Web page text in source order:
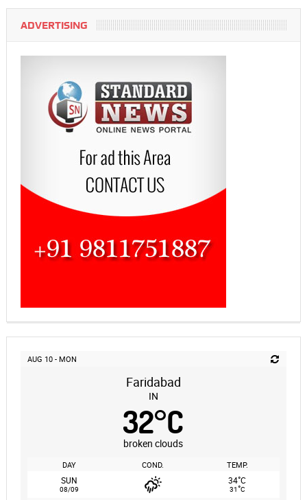
ADVERTISING
AUG 10 - MON
Faridabad
IN
32°C
broken clouds
DAY COND. TEMP.
SUN
08/09
34°C
31°C